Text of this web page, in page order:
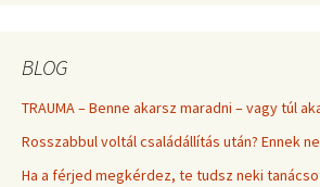
BLOG
TRAUMA – Benne akarsz maradni – vagy túl
Rosszabbul voltál családállítás után? Ennek
Ha a férjed megkérdez, te tudsz neki